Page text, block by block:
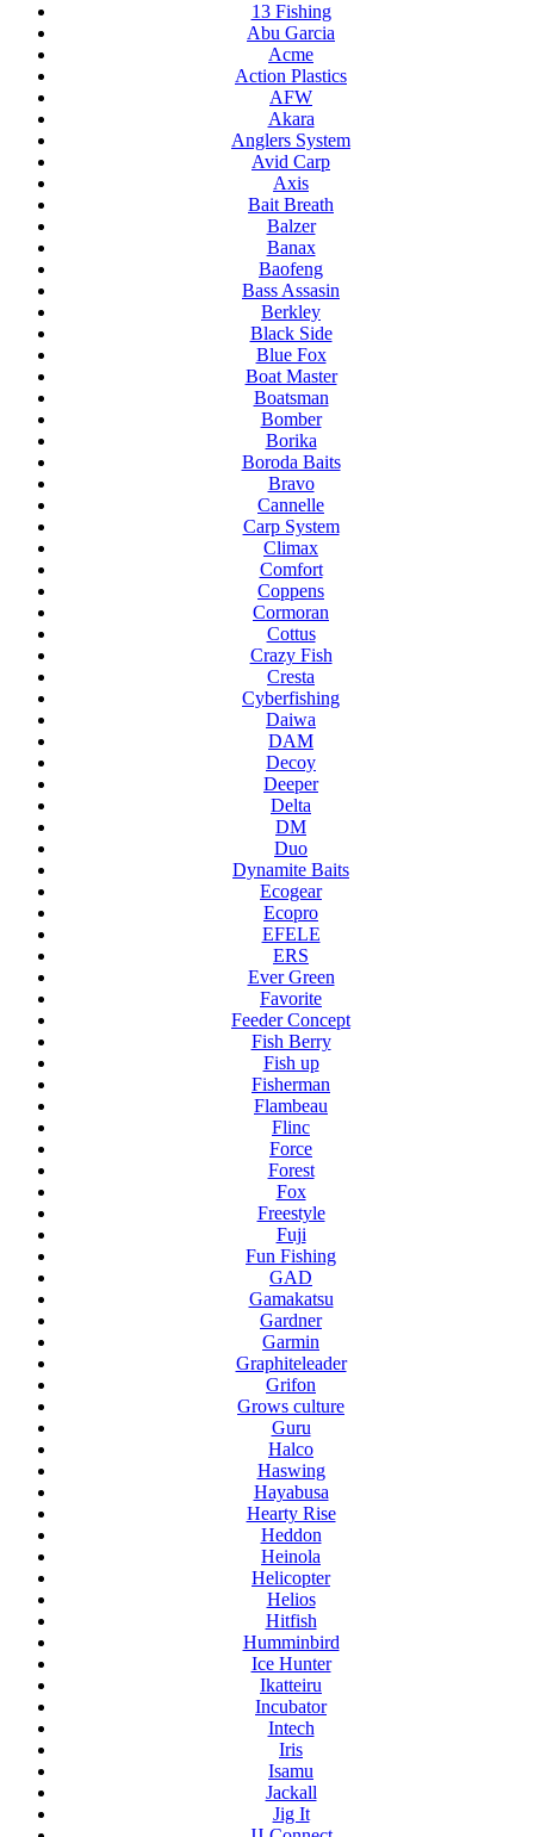
13 Fishing
Abu Garcia
Acme
Action Plastics
AFW
Akara
Anglers System
Avid Carp
Axis
Bait Breath
Balzer
Banax
Baofeng
Bass Assasin
Berkley
Black Side
Blue Fox
Boat Master
Boatsman
Bomber
Borika
Boroda Baits
Bravo
Cannelle
Carp System
Climax
Comfort
Coppens
Cormoran
Cottus
Crazy Fish
Cresta
Cyberfishing
Daiwa
DAM
Decoy
Deeper
Delta
DM
Duo
Dynamite Baits
Ecogear
Ecopro
EFELE
ERS
Ever Green
Favorite
Feeder Concept
Fish Berry
Fish up
Fisherman
Flambeau
Flinc
Force
Forest
Fox
Freestyle
Fuji
Fun Fishing
GAD
Gamakatsu
Gardner
Garmin
Graphiteleader
Grifon
Grows culture
Guru
Halco
Haswing
Hayabusa
Hearty Rise
Heddon
Heinola
Helicopter
Helios
Hitfish
Humminbird
Ice Hunter
Ikatteiru
Incubator
Intech
Iris
Isamu
Jackall
Jig It